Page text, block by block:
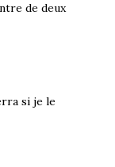
de deux
si je le